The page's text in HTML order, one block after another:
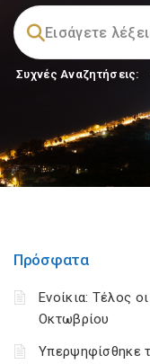
Συχνές Αναζητήσεις:
Πρόσφατα
Ενοίκια: Τέλος
Οκτωβρίου
Υπερψηφίσθηκε